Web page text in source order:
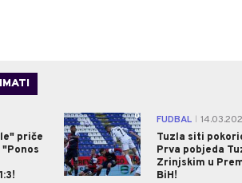
priče
0 FUDBAL
Tuzla siti
Prva pobjeda
Zrinjskim u
BiH!